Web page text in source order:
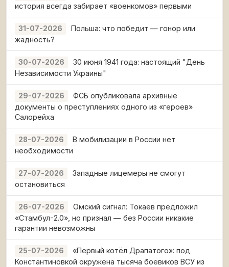
история всегда забирает «военкомов» первыми
31-07-2026
Польша: что победит — гонор или
жадность?
30-07-2026
30 июня 1941 года: настоящий "День
Независимости Украины"
29-07-2026
ФСБ опубликовала архивные
документы о преступлениях одного из «героев»
Салорейха
28-07-2026
В мобилизации в России нет
необходимости
27-07-2026
Западные лицемеры не смогут
остановиться
26-07-2026
Омский сигнал: Токаев предложил
«Стамбул-2.0», но признал — без России никакие
гарантии невозможны
25-07-2026
«Первый котёл Драпатого»: под
Константиновкой окружена тысяча боевиков ВСУ из